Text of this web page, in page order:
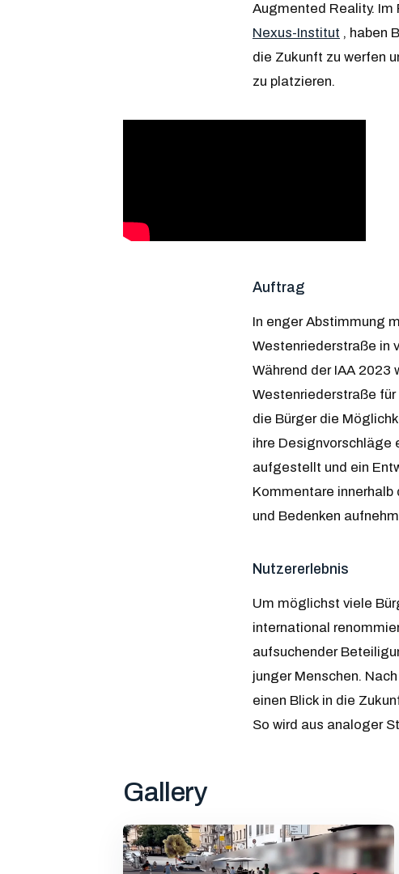
Augmented Reality. Im
Nexus-Institut , haben
die Zukunft zu werfen
zu platzieren.
Auftrag
In enger Abstimmung
Westenriederstraße in
Während der IAA
Westenriederstraße
die Bürger die
ihre Designvorschläge
aufgestellt und ein
Kommentare
und Bedenken
Nutzererlebnis
Um möglichst viele
international
aufsuchender
junger Menschen.
einen Blick in die
So wird aus analoger
Gallery